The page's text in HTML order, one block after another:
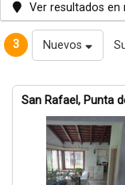
Ver resultados en
3 Nuevos
San Rafael, Punta